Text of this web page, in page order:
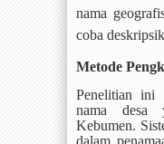
nama
coba
Metode
Penelitian ini
nama desa
Kebumen.
dalam